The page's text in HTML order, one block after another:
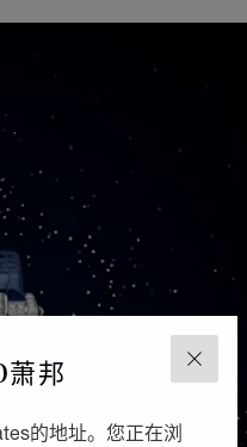
关闭
萧邦
的地址。您正在浏